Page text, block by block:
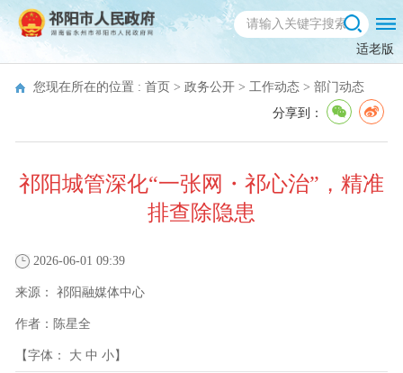
适老版
您现在所在的位置 : 首页 > 政务公开 > 工作动态 > 部门动态
分享到：
祁阳城管深化“一张网・祁心治”，精准
排查除隐患
2026-06-01 09:39
来源： 祁阳融媒体中心
作者： 陈星全
【字体： 大 中 小】